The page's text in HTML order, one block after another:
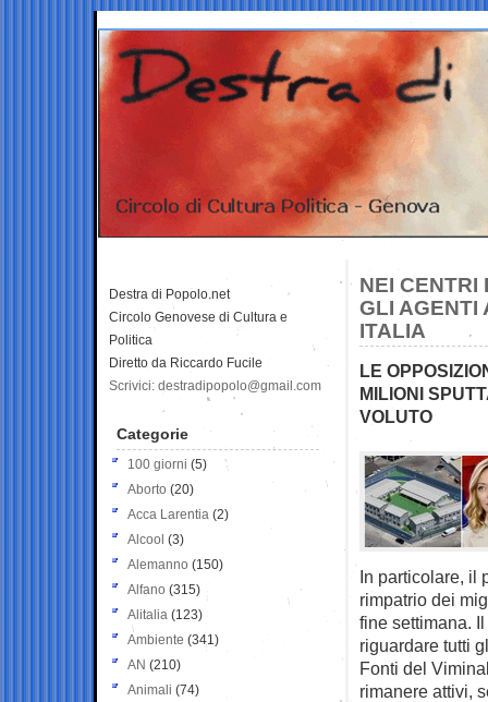
NEI CENTRI
GLI AGENTI
ITALIA
LE
MILIONI
VOLUTO
In particolare, il
rimpatrio dei
fine settimana.
riguardare tutti
Fonti del
rimanere attivi,
Destra di Popolo.net
Circolo Genovese di Cultura e
Politica
Diretto da Riccardo Fucile
Scrivici: destradipopolo@gmail.com
Categorie
100 giorni (5)
Aborto (20)
Acca Larentia (2)
Alcool (3)
Alemanno (150)
Alfano (315)
Alitalia (123)
Ambiente (341)
AN (210)
Animali (74)